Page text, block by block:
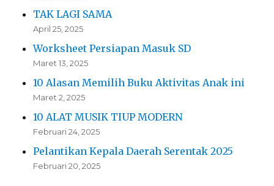
TAK LAGI SAMA
April 25, 2025
Worksheet Persiapan Masuk SD
Maret 13, 2025
10 Alasan Memilih Buku Aktivitas Anak ini
Maret 2, 2025
10 ALAT MUSIK TIUP MODERN
Februari 24, 2025
Pelantikan Kepala Daerah Serentak 2025
Februari 20, 2025